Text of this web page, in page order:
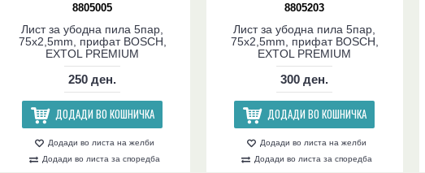
8805005
Лист за убодна пила 5пар,
75x2,5mm, прифат BOSCH,
EXTOL PREMIUM
250 ден.
ДОДАДИ ВО КОШНИЧКА
Додади во листа на желби
Додади во листа за споредба
8805203
Лист за убодна пила 5пар,
75x2,5mm, прифат BOSCH,
EXTOL PREMIUM
300 ден.
ДОДАДИ ВО КОШНИЧКА
Додади во листа на желби
Додади во листа за споредба